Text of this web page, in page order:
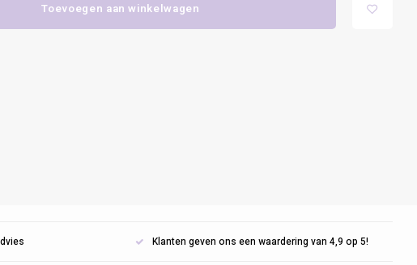
Toevoegen aan winkelwagen
Klanten geven ons een waardering van 4,9 op 5!